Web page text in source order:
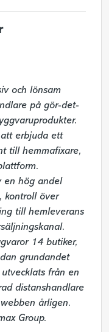
och lönsam
på gör-det-
erbjuda ett
till hemmafixare,
en hög andel
kontroll över
till hemleverans
14 butiker,
grundandet
från en
distanshandlare
årligen.
Group.